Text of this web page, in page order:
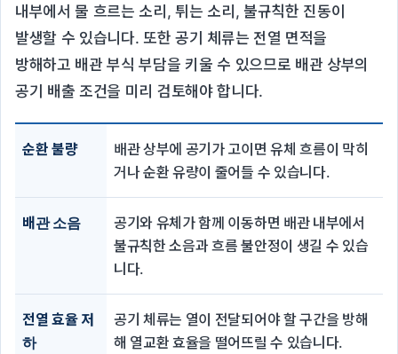
내부에서 물 흐르는 소리, 튀는 소리, 불규칙한 진동이
발생할 수 있습니다. 또한 공기 체류는 전열 면적을
방해하고 배관 부식 부담을 키울 수 있으므로 배관 상부의
공기 배출 조건을 미리 검토해야 합니다.
순환 불량
배관 상부에 공기가 고이면 유체 흐름이 막히
거나 순환 유량이 줄어들 수 있습니다.
배관 소음
공기와 유체가 함께 이동하면 배관 내부에서
불규칙한 소음과 흐름 불안정이 생길 수 있습
니다.
전열 효율 저
하
공기 체류는 열이 전달되어야 할 구간을 방해
해 열교환 효율을 떨어뜨릴 수 있습니다.